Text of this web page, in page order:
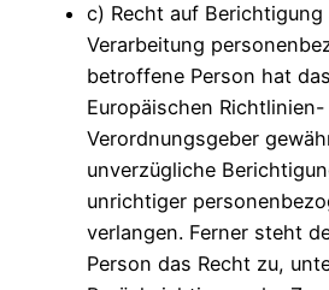
c) Recht auf
Verarbeitung
betroffene Person hat
Europäischen
Verordnungsgeber
unverzügliche
unrichtiger
verlangen. Ferner steht
Person das Recht zu,